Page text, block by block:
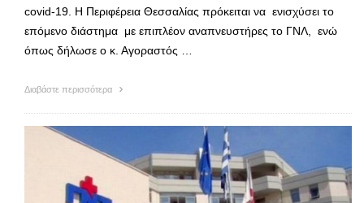
covid-19. Η Περιφέρεια Θεσσαλίας πρόκειται να ενισχύσει το
επόμενο διάστημα με επιπλέον αναπνευστήρες το ΓΝΛ, ενώ
όπως δήλωσε ο κ. Αγοραστός …
Διαβάστε περισσότερα